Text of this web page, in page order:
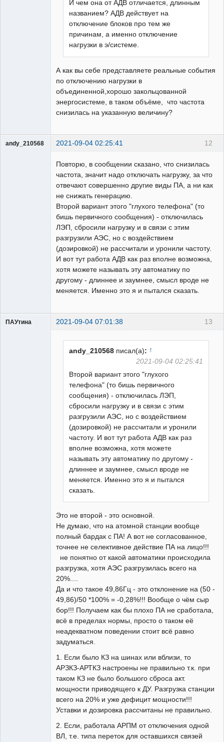
И чем она от АДВ отличается, длинным
названием? АДВ действует на
отключение блоков про тем же
причинам, а именно отключение
нагрузки в э/системе.
А как вы себе представляете реальные события
по отключению нагрузки в
объединенной,хорошо закольцованной
энергосистеме, в таком объёме, что частота
снизилась на указанную величину?
12
andy_210568 2021-09-04 02:25:41
Повторю, в сообщении сказано, что снизилась
частота, значит надо отключать нагрузку, за что
отвечают совершенно другие виды ПА, а ни как
не снижать генерацию.
Второй вариант этого "глухого телефона" (то
бишь первичного сообщения) - отключилась
ЛЭП, сбросили нагрузку и в связи с этим
разгрузили АЭС, но с воздействием
(дозировкой) не рассчитали и уронили частоту.
И вот тут работа АДВ как раз вполне возможна,
хотя можете называть эту автоматику по
другому - длиннее и заумнее, смысл вроде не
меняется. Именно это я и пытался сказать.
13
ПАУтина 2021-09-04 07:01:38
andy_210568 писал(а): ↑
2021-09-04 02:25:41
Второй вариант этого "глухого
телефона" (то бишь первичного
сообщения) - отключилась ЛЭП,
сбросили нагрузку и в связи с этим
разгрузили АЭС, но с воздействием
(дозировкой) не рассчитали и уронили
частоту. И вот тут работа АДВ как раз
вполне возможна, хотя можете
называть эту автоматику по другому -
длиннее и заумнее, смысл вроде не
меняется. Именно это я и пытался
сказать.
Это не второй - это основной.
Не думаю, что на атомной станции вообще
полный бардак с ПА! А вот не согласованное,
точнее не селективное действие ПА на лицо!!!
не понятно от какой автоматики происходила
разгрузка, хотя АЭС разгрузилась всего на
20%....
Да и что такое 49,86Гц - это отклонение на (50 -
49,86)/50 *100% = -0,28%!!! Вообще о чём сыр
бор!!! Получаем как бы плохо ПА не сработала,
всё в пределах нормы, просто о таком её
неадекватном поведении стоит всё равно
задуматься.
1. Если было КЗ на шинах или вблизи, то
АРЗКЗ-АРТКЗ настроены не правильно т.к. при
таком КЗ не было большого сброса акт.
мощности приводящего к ДУ. Разгрузка станции
всего на 20% и уже дефицит мощности!!!
Уставки и дозировка рассчитаны не правильно.
2. Если, работала АРПМ от отключения одной
ВЛ, т.е. типа переток для оставшихся связей